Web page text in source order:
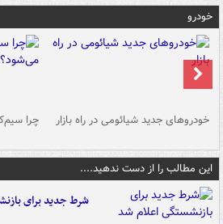
خودرو
خودروهای جدید شیائومی در راه بازار چرا
این مطالب را از دست ندهید....
شرط جدید برای